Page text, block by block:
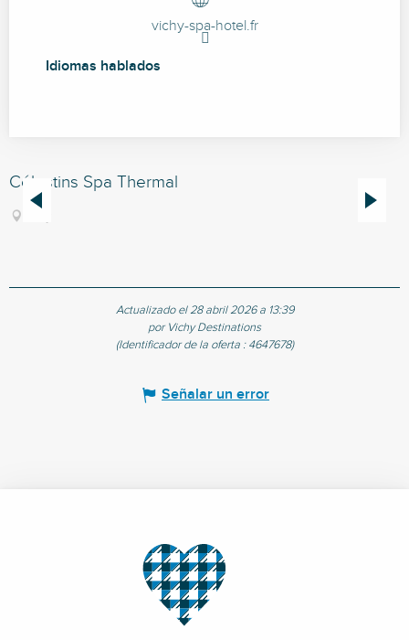
vichy-spa-hotel.fr
Idiomas hablados
Idiomas hablados
Célestins Spa Thermal
Actualizado el 28 abril 2026 a 13:39
por Vichy Destinations
(Identificador de la oferta : 4647678)
Señalar un error